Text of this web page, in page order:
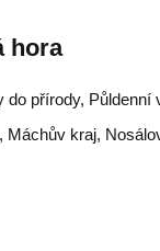
hora
do přírody, Půldenní
, Máchův kraj,